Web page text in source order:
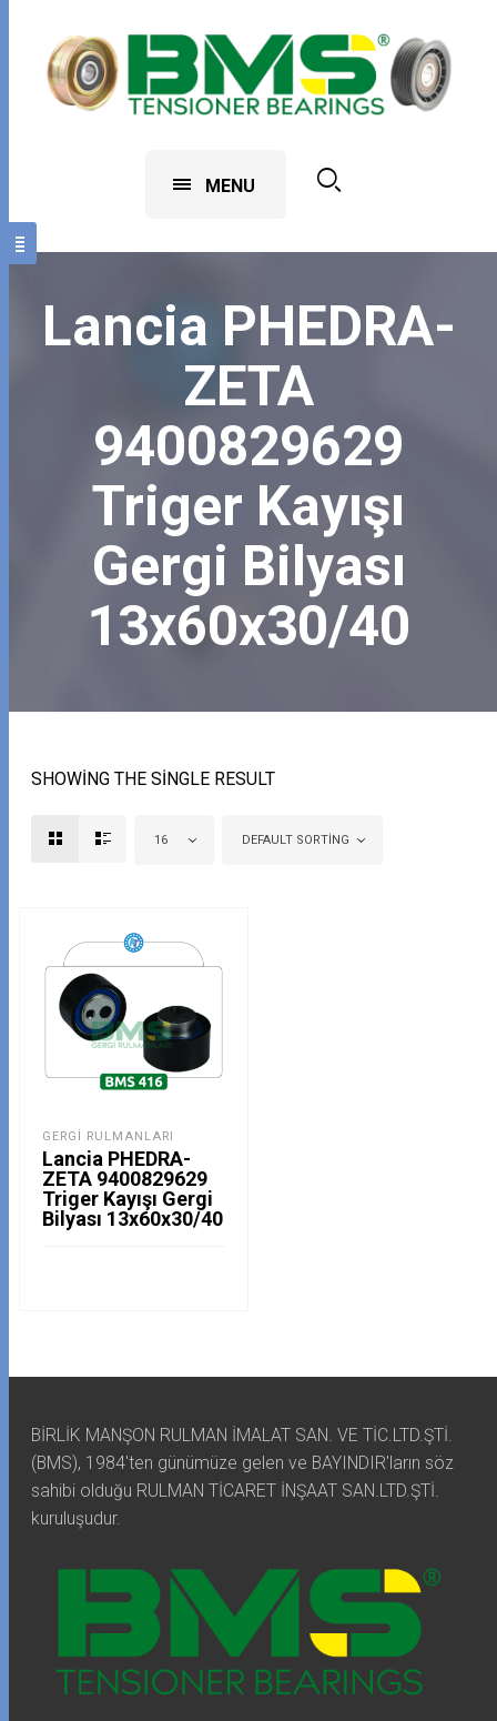
MENU
Lancia PHEDRA-
ZETA
9400829629
Triger Kayışı
Gergi Bilyası
13x60x30/40
SHOWING THE SINGLE RESULT
16 DEFAULT SORTING
GERGI RULMANLARI
Lancia PHEDRA-
ZETA 9400829629
Triger Kayışı Gergi
Bilyası 13x60x30/40
BİRLİK MANŞON RULMAN İMALAT SAN. VE TİC.LTD.ŞTİ.
(BMS), 1984'ten günümüze gelen ve BAYINDIR'ların söz
sahibi olduğu RULMAN TİCARET İNŞAAT SAN.LTD.ŞTİ.
kuruluşudur.